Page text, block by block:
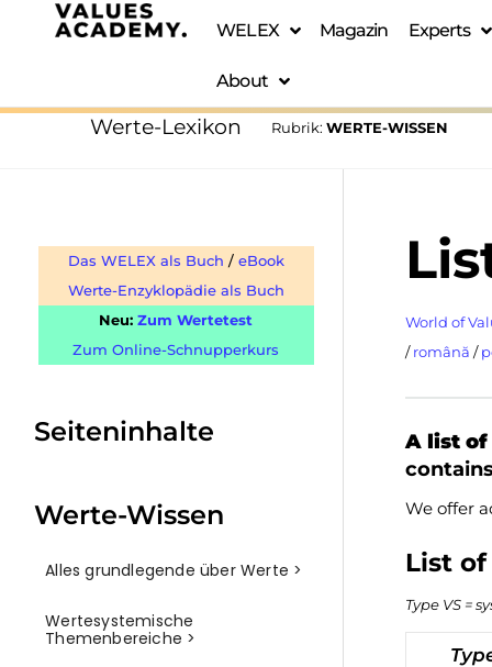
WELEX Magazin Experts
About
Werte-Lexikon Rubrik:WERTE-WISSEN
Das WELEX als Buch / eBook
Werte-Enzyklopädie als Buch
Neu:Zum Wertetest
Zum Online-Schnupperkurs
Seiteninhalte
Werte-Wissen
Alles grundlegende über Werte >
Wertesystemische
Themenbereiche >
World of
/română /
A list
We offer
List
Type VS =